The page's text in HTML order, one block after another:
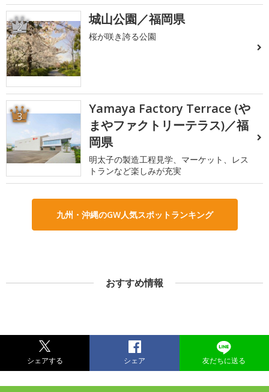
2 城山公園／福岡県
桜が咲き誇る公園
3
Yamaya Factory Terrace (や
まやファクトリーテラス)／福
岡県
明太子の製造工程見学、マーケット、レス
トランなど楽しみが充実
九州・沖縄のGW人気スポットランキング
おすすめ情報
シェアする シェア 友だちに送る